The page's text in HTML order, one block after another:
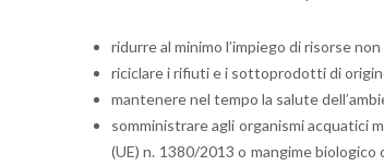
ri­dur­re al mi­ni­mo l’im­pie­go di ri­sor­se
ri­ci­cla­re i ri­fiu­ti e i sot­to­pro­dot­ti di
man­te­ne­re nel tempo la sa­lu­te
som­mi­ni­stra­re agli or­ga­ni­smi ac­qua­ti­ci
(UE) n. 1380/2013 o man­gi­me